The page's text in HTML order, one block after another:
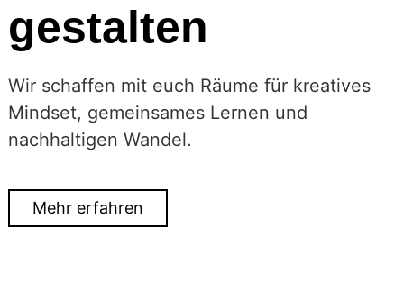
gestalten
Wir schaffen mit euch Räume für kreatives
Mindset, gemeinsames Lernen und
nachhaltigen Wandel.
Mehr erfahren